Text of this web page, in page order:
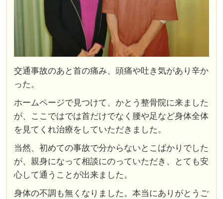
交通事故のあと首の痛み、頭痛や吐き気があり辛か
った。
ホームページで見つけて、かとう整骨院に来ました
が、ここではでは首だけでなく腰や足など身体全体
を見てくれ治療をしていただきました。
当然、初めての事故で分からないとこばかりでした
が、親身になって相談にのっていただき、とても安
心して通うことが出来ました。
身体の不調も無くなりました。本当にありがとうご